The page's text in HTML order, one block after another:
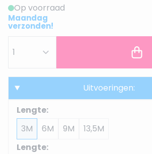
Op voorraad
Maandag
verzonden!
Uitvoeringen:
Lengte:
3M
6M 9M
13,5M
Lengte: